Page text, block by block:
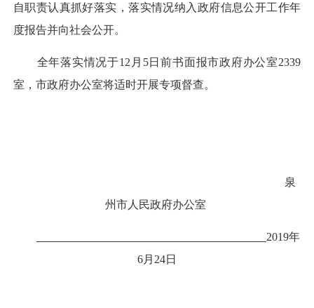
自职责认真抓好落实，落实情况纳入政府信息公开工作年
度报告并向社会公开。
全年落实情况于12 月 5日前书面报市政府办公室2339
室，市政府办公室将适时开展专项督查。
泉
州市人民政府办公室
2019年
6月 24日